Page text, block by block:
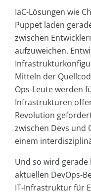
IaC-Lösungen wie
Puppet laden
zwischen
aufzuweichen.
Mitteln der
Ops-Leute werden
Infrastrukturen
Revolution
zwischen Devs und
einem
Und so wird
aktuellen DevOps-
IT-Infrastruktur für